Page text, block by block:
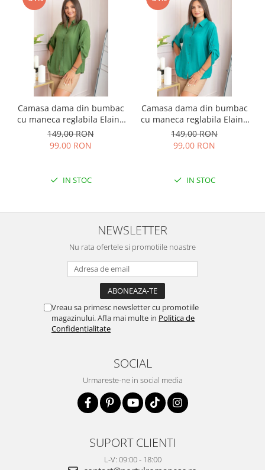
Camasa dama din bumbac
cu maneca reglabila Elaine
- Verde
149,00 RON
99,00 RON
IN STOC
Camasa dama din bumbac
cu maneca reglabila Elaine
- Turcoaz
149,00 RON
99,00 RON
IN STOC
NEWSLETTER
Nu rata ofertele si promotiile noastre
Vreau sa primesc newsletter cu promotiile
magazinului. Afla mai multe in Politica de
Confidentialitate
SOCIAL
Urmareste-ne in social media
SUPORT CLIENTI
L-V: 09:00 - 18:00